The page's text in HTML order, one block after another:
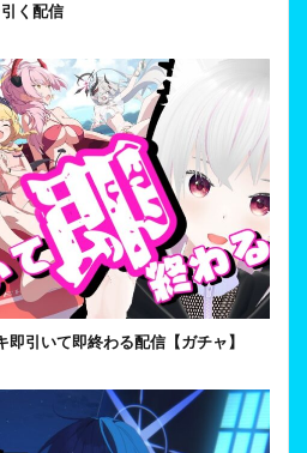
く配信
即引いて即終わる配信【ガチャ】